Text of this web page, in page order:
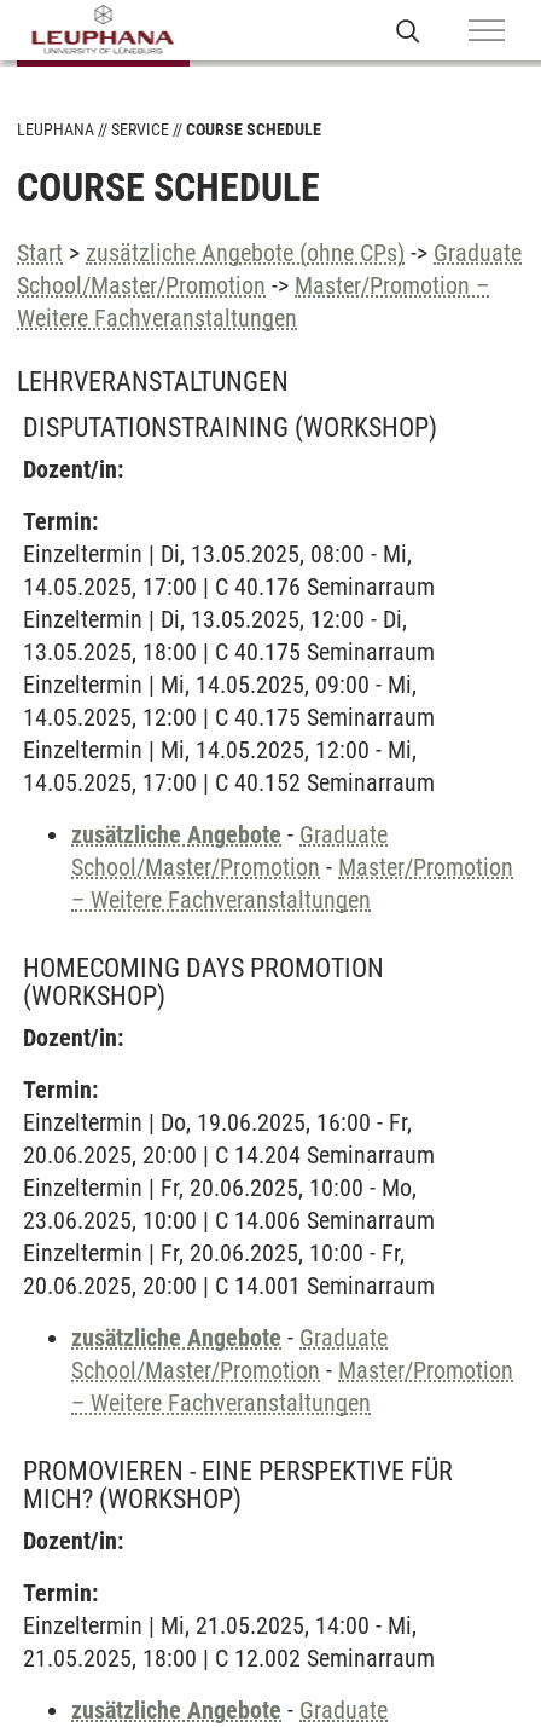
LEUPHANA SERVICE COURSE SCHEDULE
COURSE SCHEDULE
Start > zusätzliche Angebote (ohne CPs) -> Graduate
School/Master/Promotion -> Master/Promotion –
Weitere Fachveranstaltungen
LEHRVERANSTALTUNGEN
DISPUTATIONSTRAINING (WORKSHOP)
Dozent/in:
Termin:
Einzeltermin | Di, 13.05.2025, 08:00 - Mi,
14.05.2025, 17:00 | C 40.176 Seminarraum
Einzeltermin | Di, 13.05.2025, 12:00 - Di,
13.05.2025, 18:00 | C 40.175 Seminarraum
Einzeltermin | Mi, 14.05.2025, 09:00 - Mi,
14.05.2025, 12:00 | C 40.175 Seminarraum
Einzeltermin | Mi, 14.05.2025, 12:00 - Mi,
14.05.2025, 17:00 | C 40.152 Seminarraum
zusätzliche Angebote - Graduate
School/Master/Promotion - Master/Promotion
– Weitere Fachveranstaltungen
HOMECOMING DAYS PROMOTION
(WORKSHOP)
Dozent/in:
Termin:
Einzeltermin | Do, 19.06.2025, 16:00 - Fr,
20.06.2025, 20:00 | C 14.204 Seminarraum
Einzeltermin | Fr, 20.06.2025, 10:00 - Mo,
23.06.2025, 10:00 | C 14.006 Seminarraum
Einzeltermin | Fr, 20.06.2025, 10:00 - Fr,
20.06.2025, 20:00 | C 14.001 Seminarraum
zusätzliche Angebote - Graduate
School/Master/Promotion - Master/Promotion
– Weitere Fachveranstaltungen
PROMOVIEREN - EINE PERSPEKTIVE FÜR
MICH? (WORKSHOP)
Dozent/in:
Termin:
Einzeltermin | Mi, 21.05.2025, 14:00 - Mi,
21.05.2025, 18:00 | C 12.002 Seminarraum
zusätzliche Angebote - Graduate